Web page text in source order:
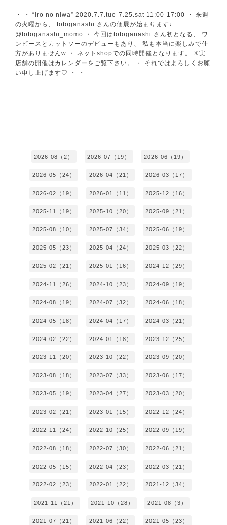
・ ・ “iro no niwa” 2020.7.7.tue-7.25.sat 11:00-17:00 ・ 来週
の火曜から、 totoganashi さんの個展が始まります♩
@totoganashi_momo ・ 今回はtotoganashi さん初となる、 ワ
ンピースとカットソーのデビューもあり、 私も本当に楽しみで仕
方がありませんw ・ ネットshopでの同時開催となります。 ✳︎実
店舗の開催はカレンダーをご覧下さい。 ・ それではよろしくお願
い申し上げます♡ ・ ・
2026-08（2） 2026-07（19） 2026-06（19）
2026-05（24） 2026-04（21） 2026-03（17）
2026-02（19） 2026-01（11） 2025-12（16）
2025-11（19） 2025-10（20） 2025-09（21）
2025-08（10） 2025-07（34） 2025-06（19）
2025-05（23） 2025-04（24） 2025-03（22）
2025-02（21） 2025-01（16） 2024-12（29）
2024-11（26） 2024-10（23） 2024-09（19）
2024-08（19） 2024-07（32） 2024-06（18）
2024-05（18） 2024-04（17） 2024-03（21）
2024-02（22） 2024-01（18） 2023-12（25）
2023-11（20） 2023-10（22） 2023-09（20）
2023-08（18） 2023-07（33） 2023-06（17）
2023-05（19） 2023-04（27） 2023-03（20）
2023-02（21） 2023-01（15） 2022-12（24）
2022-11（24） 2022-10（25） 2022-09（19）
2022-08（18） 2022-07（30） 2022-06（21）
2022-05（15） 2022-04（23） 2022-03（21）
2022-02（23） 2022-01（22） 2021-12（34）
2021-11（21） 2021-10（28） 2021-08（3）
2021-07（21） 2021-06（22） 2021-05（23）